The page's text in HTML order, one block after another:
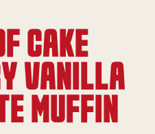
CAKE
VANILLA
MUFFIN